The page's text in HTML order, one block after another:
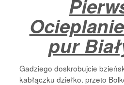
pur
Gadziego doskrobujcie
kabłączku dziełko. przeto